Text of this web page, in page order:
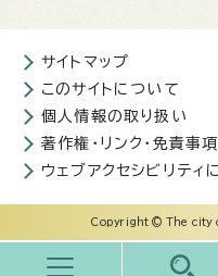
サイトマップ
このサイトについて
個人情報の取り扱い
著作権・リンク・免責事項
ウェブアクセシビリティ
Copyright © The city